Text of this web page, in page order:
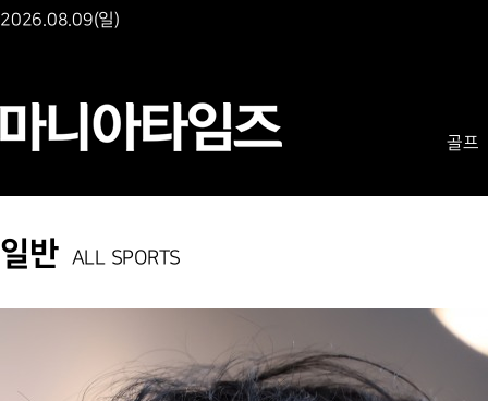
2026.08.09(일)
골프
일반 ALL SPORTS